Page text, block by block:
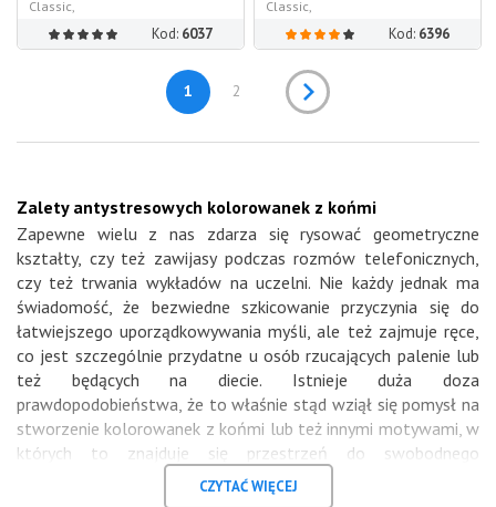
Classic,
Kod: 6037
Classic,
Kod: 6396
1 2
Zalety antystresowych kolorowanek z końmi
Zapewne wielu z nas zdarza się rysować geometryczne
kształty, czy też zawijasy podczas rozmów telefonicznych,
czy też trwania wykładów na uczelni. Nie każdy jednak ma
świadomość, że bezwiedne szkicowanie przyczynia się do
łatwiejszego uporządkowywania myśli, ale też zajmuje ręce,
co jest szczególnie przydatne u osób rzucających palenie lub
też będących na diecie. Istnieje duża doza
prawdopodobieństwa, że to właśnie stąd wziął się pomysł na
stworzenie kolorowanek z końmi lub też innymi motywami, w
których to znajduje się przestrzeń do swobodnego
malowania, czy też kaligrafowania.
CZYTAĆ WIĘCEJ